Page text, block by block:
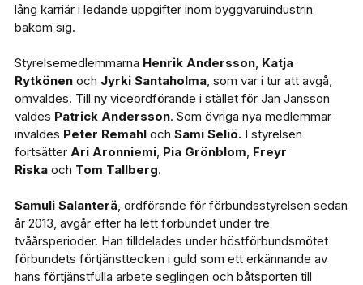
lång karriär i ledande uppgifter inom byggvaruindustrin
bakom sig.
Styrelsemedlemmarna Henrik Andersson, Katja
Rytkönenoch Jyrki Santaholma, som var i tur att avgå,
omvaldes. Till ny viceordförande i stället för Jan Jansson
valdes Patrick Andersson. Som övriga nya medlemmar
invaldes Peter Remahloch Sami Seliö.I styrelsen
fortsätter Ari Aronniemi, Pia Grönblom Freyr
Riskaoch Tom Tallberg.
Samuli Salanterä, ordförande för förbundsstyrelsen sedan
år 2013, avgår efter ha lett förbundet under tre
tvåårsperioder. Han tilldelades under höstförbundsmötet
förbundets förtjänsttecken i guld som ett erkännande av
hans förtjänstfulla arbete seglingen och båtsporten till